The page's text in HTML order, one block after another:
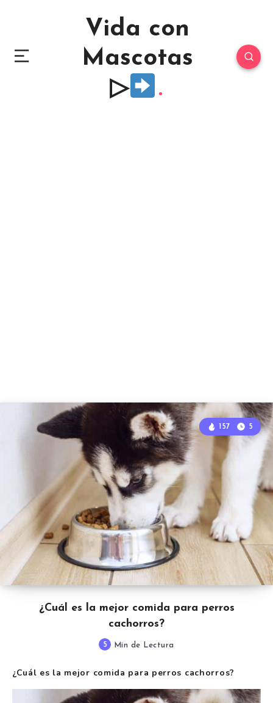
Vida con
Mascotas
▷
¿Cuál es la mejor comida para perros
cachorros?
157 5
5 Min de Lectura
¿Cuál es la mejor comida para perros cachorros?